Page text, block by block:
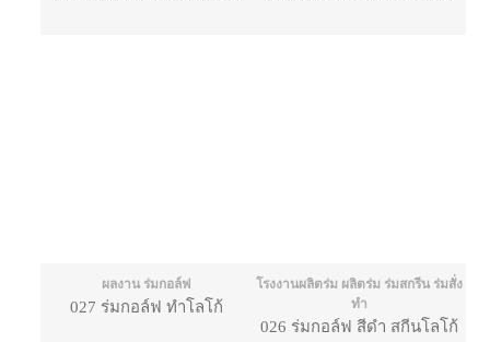
ผลงาน ร่มกอล์ฟ
027 ร่มกอล์ฟ ทำโลโก้
โรงงานผลิตร่ม ผลิตร่ม ร่มสกรีน ร่มสั่ง
ทำ
026 ร่มกอล์ฟ สีดำ สกีนโลโก้